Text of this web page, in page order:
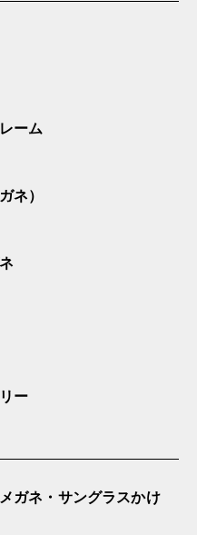
ーム
ネ）
ー
ガネ・サングラスかけ